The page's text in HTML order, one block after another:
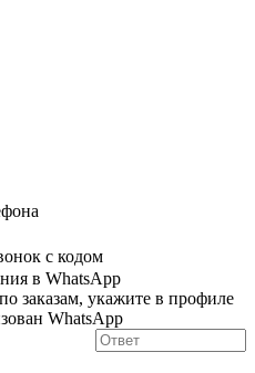
с кодом
в WhatsApp
заказам, укажите в профиле
WhatsApp